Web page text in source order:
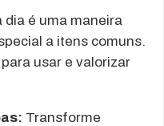
dia é uma maneira
a itens comuns.
para usar e valorizar
Transforme